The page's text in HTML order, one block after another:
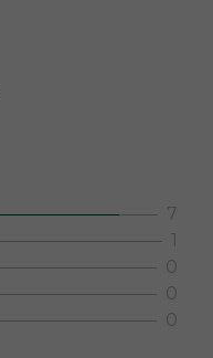
7
1
0
0
0